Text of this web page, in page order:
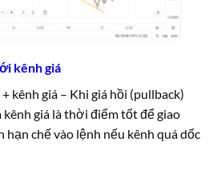
kênh giá
kênh giá – Khi giá hồi (pullback)
giá là thời điểm tốt để giao
hạn chế vào lệnh nếu kênh quá dốc